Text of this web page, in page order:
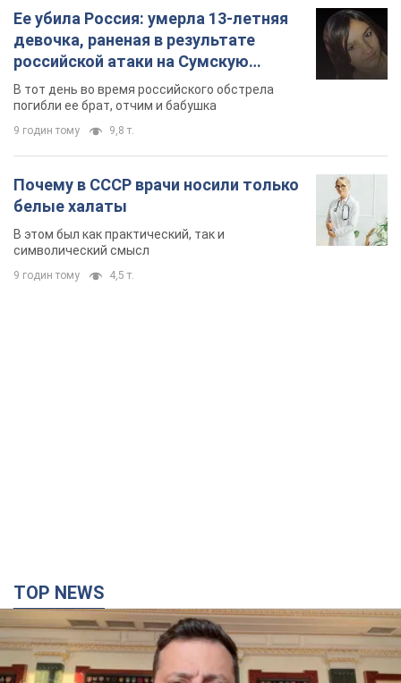
Ее убила Россия: умерла 13-летняя
девочка, раненая в результате
российской атаки на Сумскую
область. Фото
В тот день во время российского обстрела
погибли ее брат, отчим и бабушка
9 годин тому 9,8 т.
Почему в СССР врачи носили только
белые халаты
В этом был как практический, так и
символический смысл
9 годин тому 4,5 т.
TOP NEWS